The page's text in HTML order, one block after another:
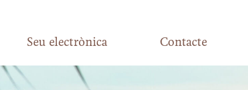
Seu electrònica Contacte